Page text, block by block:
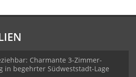
Charmante 3-Zimmer-
in begehrter Südweststadt-Lage